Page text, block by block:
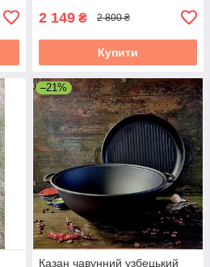
2 149 ₴ 2 800 ₴
Купити
–21%
Казан чавунний узбецький